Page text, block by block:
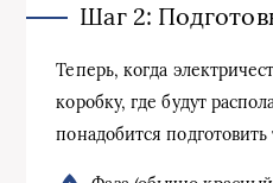
Шаг 2:
Теперь, когда
коробку, где будут
понадобится